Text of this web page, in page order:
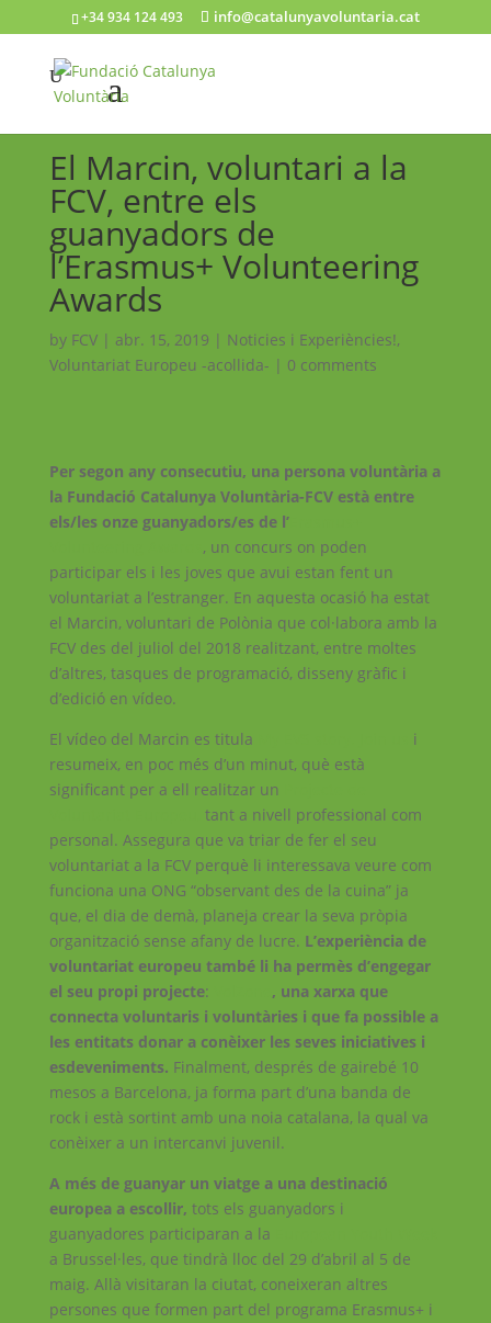
+34 934 124 493 info@catalunyavoluntaria.cat
El Marcin, voluntari a la
FCV, entre els
guanyadors de
l’Erasmus+ Volunteering
Awards
by FCV| abr. 15, 2019 | Noticies i Experiències!,
Voluntariat Europeu -acollida- | 0 comments
Per segon any consecutiu, una persona voluntària a
la Fundació Catalunya Voluntària-FCV està entre
els/les onze guanyadors/es de l’Erasmus+
, un concurs on poden
participar els i les joves que avui estan fent un
voluntariat a l’estranger. En aquesta ocasió ha estat
el Marcin, voluntari de Polònia que col·labora amb la
FCV des del juliol del 2018 realitzant, entre moltes
d’altres, tasques de programació, disseny gràfic i
d’edició en vídeo.
El vídeo del Marcin es titula
i
resumeix, en poc més d’un minut, què està
significant per a ell realitzar un
tant a nivell professional com
personal. Assegura que va triar de fer el seu
voluntariat a la FCV perquè li interessava veure com
funciona una ONG “observant des de la cuina” ja
que, el dia de demà, planeja crear la seva pròpia
organització sense afany de lucre. L’experiència de
voluntariat europeu també li ha permès d’engegar
el seu propi projecte:
, una xarxa que
connecta voluntaris i voluntàries i que fa possible a
les entitats donar a conèixer les seves iniciatives i
esdeveniments. Finalment, després de gairebé 10
mesos a Barcelona, ja forma part d’una banda de
rock i està sortint amb una noia catalana, la qual va
conèixer a un intercanvi juvenil.
A més de guanyar un viatge a una destinació
europea a escollir, tots els guanyadors i
guanyadores participaran a la
a Brussel·les, que tindrà lloc del 29 d’abril al 5 de
maig. Allà visitaran la ciutat, coneixeran altres
persones que formen part del programa Erasmus+ i